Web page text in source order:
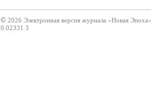
© 2026 Электронная версия журнала «Новая Эпоха»
0.02331 3